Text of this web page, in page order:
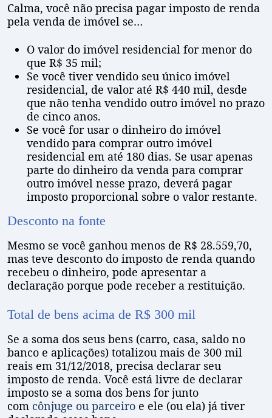
Calma, você não precisa pagar imposto de renda
pela venda de imóvel se…
O valor do imóvel residencial for menor do
que R$ 35 mil;
Se você tiver vendido seu único imóvel
residencial, de valor até R$ 440 mil, desde
que não tenha vendido outro imóvel no prazo
de cinco anos.
Se você for usar o dinheiro do imóvel
vendido para comprar outro imóvel
residencial em até 180 dias. Se usar apenas
parte do dinheiro da venda para comprar
outro imóvel nesse prazo, deverá pagar
imposto proporcional sobre o valor restante.
Desconto na fonte
Mesmo se você ganhou menos de R$ 28.559,70,
mas teve desconto do imposto de renda quando
recebeu o dinheiro, pode apresentar a
declaração porque pode receber a restituição.
Total de bens acima de R$ 300 mil
Se a soma dos seus bens (carro, casa, saldo no
banco e aplicações) totalizou mais de 300 mil
reais em 31/12/2018, precisa declarar seu
imposto de renda. Você está livre de declarar
imposto se a soma dos bens for junto
com cônjuge ou parceiro e ele (ou ela) já tiver